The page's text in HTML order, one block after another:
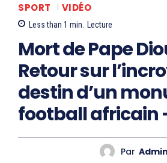
SPORT VIDÉO
Less than 1 min. Lecture
Mort de Pape
Retour sur
destin d’un
football africain
Par Admin